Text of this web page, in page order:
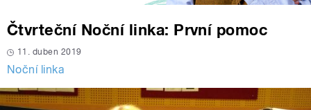
Čtvrteční Noční linka: První pomoc
11. duben 2019
Noční linka